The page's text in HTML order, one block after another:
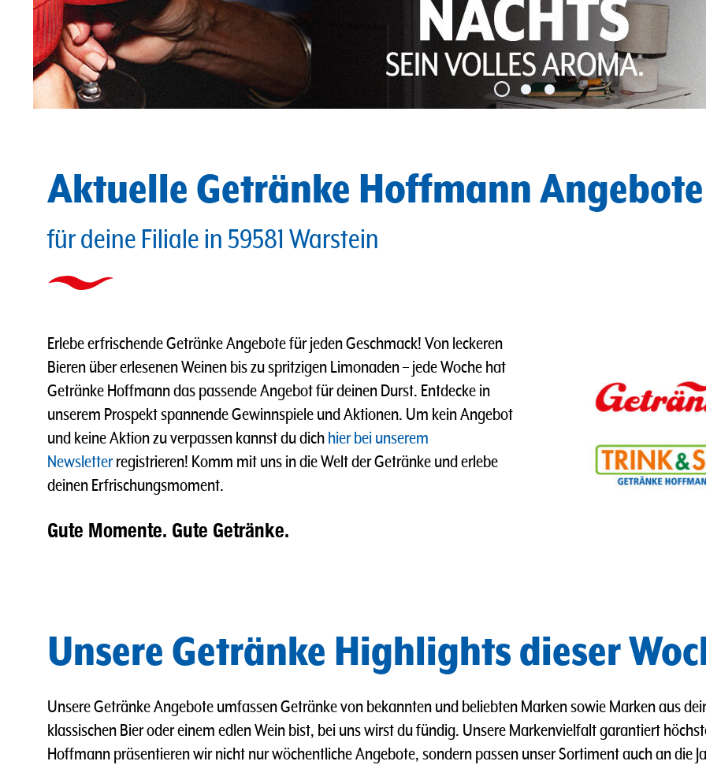
Aktuelle Getränke Hoffmann Angebote
für deine Filiale in 59581 Warstein
Erlebe erfrischende Getränke Angebote für jeden Geschmack! Von leckeren
Bieren über erlesenen Weinen bis zu spritzigen Limonaden– jede Woche hat
Getränke Hoffmann das passende Angebot für deinen Durst. Entdecke in
unserem Prospekt spannende Gewinnspiele und Aktionen. Um kein Angebot
und keine Aktion zu verpassen kannst du dich hier bei unserem
Newsletterregistrieren! Komm mit uns in die Welt der Getränke und erlebe
deinen Erfrischungsmoment.
Gute Momente. Gute Getränke.
Unsere Getränke Highlights dieser
Unsere Getränke Angebote umfassen Getränke von bekannten und beliebten Marken sowie Marken aus
klassischen Bier oder einem edlen Wein bist, bei uns wirst du fündig. Unsere Markenvielfalt garantiert
Hoffmann präsentieren wir nicht nur wöchentliche Angebote, sondern passen unser Sortiment auch an die